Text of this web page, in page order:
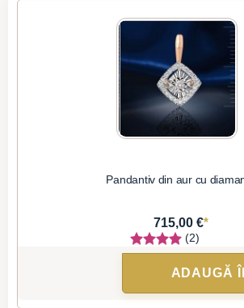
Pandantiv din aur cu
715,00 €*
(2)
ADAUGĂ